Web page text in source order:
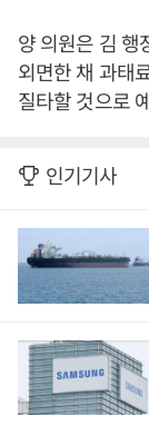
양 의원은 김 행
외면한 채 과태
질타할 것으로
인기기사